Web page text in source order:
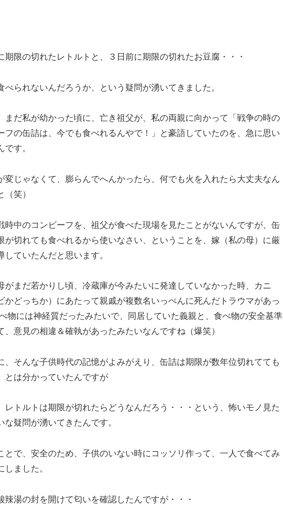
期限の切れたレトルトと、３日前に期限の切れたお豆腐・・・
べられないんだろうか、という疑問が湧いてきました。
まだ私が幼かった頃に、亡き祖父が、私の両親に向かって「戦争の時の
フの缶詰は、今でも食べれるんやで！」と豪語していたのを、急に思い
です。
変じゃなくて、膨らんでへんかったら、何でも火を入れたら大丈夫なん
（笑）
時中のコンビーフを、祖父が食べた現場を見たことがないんですが、缶
が切れても食べれるから使いなさい、ということを、嫁（私の母）に厳
していたんだと思います。
がまだ若かりし頃、冷蔵庫が今みたいに発達していなかった時、カニ
かどっちか）にあたって親戚が複数名いっぺんに死んだトラウマがあっ
物には神経質だったみたいで、同居していた義親と、食べ物の安全基準
、意見の相違＆確執があったみたいなんですね（爆笑）
、そんな子供時代の記憶がよみがえり、缶詰は期限が数年位切れてても
とは分かっていたんですが
レトルトは期限が切れたらどうなんだろう・・・という、怖いモノ見た
な疑問が湧いてきたんです。
とで、安全のため、子供のいない時にコッソリ作って、一人で食べてみ
しました。
辣湯の封を開けて匂いを確認したんですが・・・